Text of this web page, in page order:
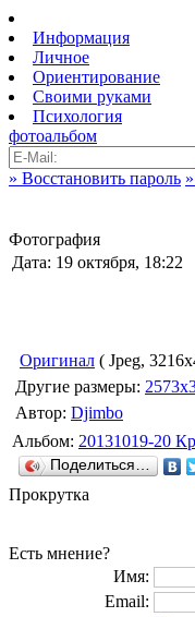
Информация
Личное
Ориентирование
Своими руками
Психология
фотоальбом
» Восстановить пароль
Фотография
Дата: 19 октября, 18:22
Оригинал ( Jpeg,
Другие размеры:
Автор: Djimbo
Альбом: 20131019-20
Поделиться…
Прокрутка
Есть мнение?
Имя:
Email: